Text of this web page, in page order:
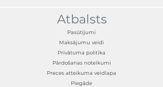
Atbalsts
Pasūtījumi
Maksājumu veidi
Privātuma politika
Pārdošanas noteikumi
Preces atteikuma veidlapa
Piegāde